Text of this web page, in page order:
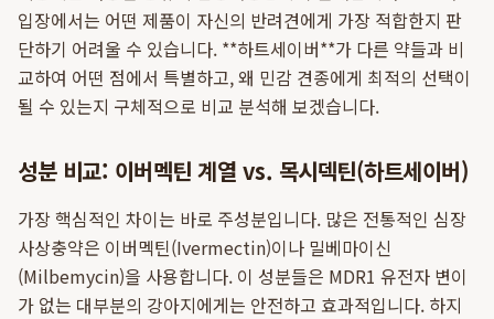
입장에서는 어떤 제품이 자신의 반려견에게 가장 적합한지 판
단하기 어려울 수 있습니다. **하트세이버**가 다른 약들과 비
교하여 어떤 점에서 특별하고, 왜 민감 견종에게 최적의 선택이
될 수 있는지 구체적으로 비교 분석해 보겠습니다.
성분 비교: 이버멕틴 계열 vs. 목시덱틴(하트세이버)
가장 핵심적인 차이는 바로 주성분입니다. 많은 전통적인 심장
사상충약은 이버멕틴(Ivermectin)이나 밀베마이신
(Milbemycin)을 사용합니다. 이 성분들은 MDR1 유전자 변이
가 없는 대부분의 강아지에게는 안전하고 효과적입니다. 하지